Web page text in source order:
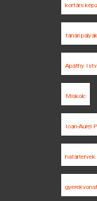
kortárs
tanári pályák
Apáthy
Miskolc
Ioan-Aurel
határtervek